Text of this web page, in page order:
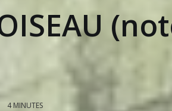
4 MINUTES